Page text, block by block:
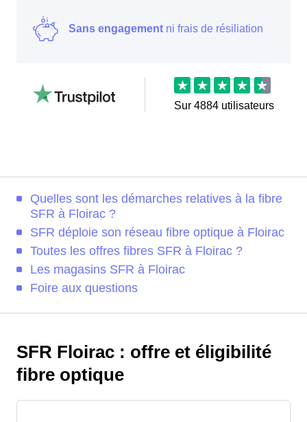
Sans engagement ni frais de résiliation
Sur 4884 utilisateurs
Quelles sont les démarches relatives à la fibre
SFR à Floirac ?
SFR déploie son réseau fibre optique à Floirac
Toutes les offres fibres SFR à Floirac ?
Les magasins SFR à Floirac
Foire aux questions
SFR Floirac : offre et éligibilité
fibre optique